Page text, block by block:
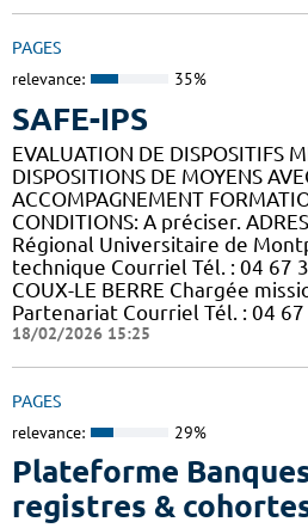
PAGES
relevance: 35%
SAFE-IPS
EVALUATION DE DISPOSITIFS
DISPOSITIONS DE MOYENS
ACCOMPAGNEMENT
CONDITIONS: A préciser.
Régional Universitaire de
technique Courriel Tél. : 04 67
COUX-LE BERRE Chargée
Partenariat Courriel Tél. : 04 67
18/02/2026 15:25
PAGES
relevance: 29%
Plateforme
registres &